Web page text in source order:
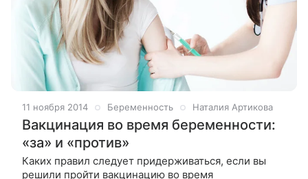
11 ноября 2014 Беременность Наталия Артикова
Вакцинация во время беременности:
«за» и «против»
Каких правил следует придерживаться, если вы
решили пройти вакцинацию во время